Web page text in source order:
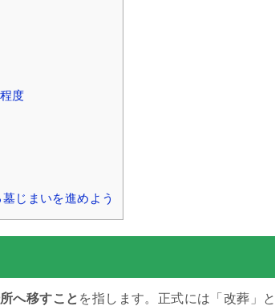
度
じまいを進めよう
へ移すこと を指します。正式には「改葬」